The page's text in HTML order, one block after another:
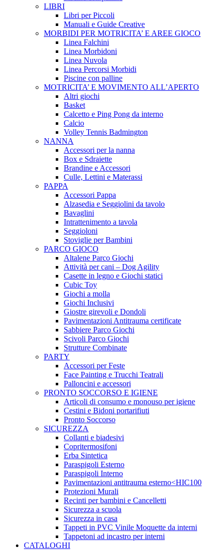
LIBRI
Libri per Piccoli
Manuali e Guide Creative
MORBIDI PER MOTRICITA’ E AREE GIOCO
Linea Falchini
Linea Morbidoni
Linea Nuvola
Linea Percorsi Morbidi
Piscine con palline
MOTRICITA’ E MOVIMENTO ALL’APERTO
Altri giochi
Basket
Calcetto e Ping Pong da interno
Calcio
Volley Tennis Badmington
NANNA
Accessori per la nanna
Box e Sdraiette
Brandine e Accessori
Culle, Lettini e Materassi
PAPPA
Accessori Pappa
Alzasedia e Seggiolini da tavolo
Bavaglini
Intrattenimento a tavola
Seggioloni
Stoviglie per Bambini
PARCO GIOCO
Altalene Parco Giochi
Attività per cani – Dog Agility
Casette in legno e Giochi statici
Cubic Toy
Giochi a molla
Giochi Inclusivi
Giostre girevoli e Dondoli
Pavimentazioni Antitrauma certificate
Sabbiere Parco Giochi
Scivoli Parco Giochi
Strutture Combinate
PARTY
Accessori per Feste
Face Painting e Trucchi Teatrali
Palloncini e accessori
PRONTO SOCCORSO E IGIENE
Articoli di consumo e monouso per igiene
Cestini e Bidoni portarifiuti
Pronto Soccorso
SICUREZZA
Collanti e biadesivi
Copritermosifoni
Erba Sintetica
Paraspigoli Esterno
Paraspigoli Interno
Pavimentazioni antitrauma esterno<HIC100
Protezioni Murali
Recinti per bambini e Cancelletti
Sicurezza a scuola
Sicurezza in casa
Tappeti in PVC Vinile Moquette da interni
Tappetoni ad incastro per interni
CATALOGHI